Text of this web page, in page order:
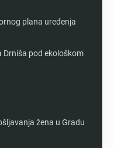
plana uređenja
pod ekološkom
žena u Gradu